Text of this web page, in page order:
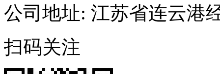
公司地址: 江苏省连云港
扫码关注